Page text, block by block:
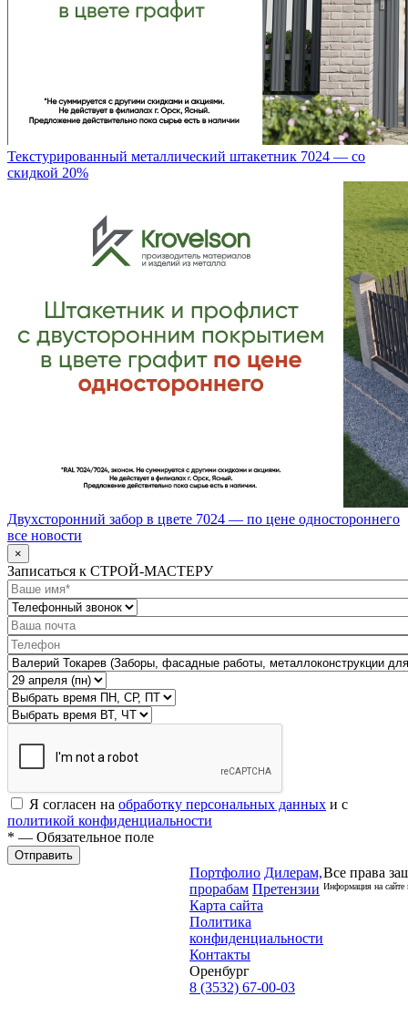
Текстурированный металлический штакетник 7024 — со
скидкой 20%
Двухсторонний забор в цвете 7024 — по цене одностороннего
все новости
×
Записаться к СТРОЙ-МАСТЕРУ
Я согласен на обработку персональных данных и с
политикой конфиденциальности
* — Обязательное поле
Отправить
Портфолио Дилерам,
прорабам Претензии
Карта сайта
Политика
конфиденциальности
Контакты
Оренбург
8 (3532) 67-00-03
Все права
Информация на сайте